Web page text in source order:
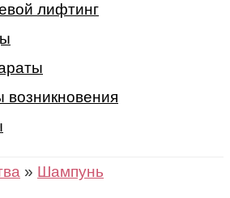
лифтинг
возникновения
» Шампунь